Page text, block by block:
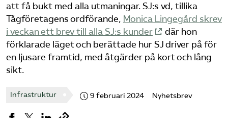
att få bukt med alla utmaningar. SJ:s vd, tillika
Tågföretagens ordförande, Monica Lingegård skrev
i veckan ett brev till alla SJ:s kunder
där hon
förklarade läget och berättade hur SJ driver på för
en ljusare framtid, med åtgärder på kort och lång
sikt.
Infrastruktur 9 februari 2024 Nyhetsbrev